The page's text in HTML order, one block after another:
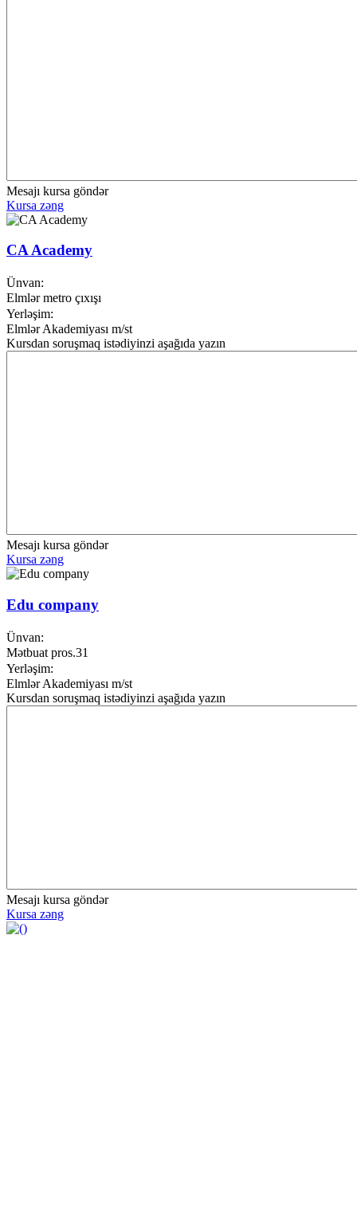
Mesajı kursa göndər
Kursa zəng
CA Academy
Ünvan:
Elmlər metro çıxışı
Yerləşim:
Elmlər Akademiyası m/st
Kursdan soruşmaq istədiyinzi aşağıda yazın
Mesajı kursa göndər
Kursa zəng
Edu company
Ünvan:
Mətbuat pros.31
Yerləşim:
Elmlər Akademiyası m/st
Kursdan soruşmaq istədiyinzi aşağıda yazın
Mesajı kursa göndər
Kursa zəng